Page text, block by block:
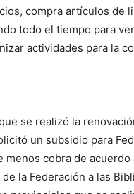
compra artículos de
todo el tiempo para
actividades para la
se realizó la
un subsidio para
cobra de
la Federación a las